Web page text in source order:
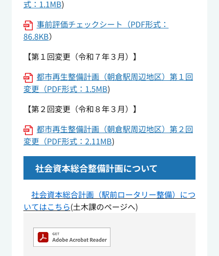
式：1.1MB)
事前評価チェックシート（PDF形式：
86.8KB）
【第１回変更（令和７年３月）】
都市再生整備計画（朝倉駅周辺地区）第１回
変更（PDF形式：1.5MB)
【第２回変更（令和８年３月）】
都市再生整備計画（朝倉駅周辺地区）第２回
変更（PDF形式：2.11MB)
社会資本総合整備計画について
社会資本総合計画（駅前ロータリー整備）につ
いてはこちら(土木課のページへ)